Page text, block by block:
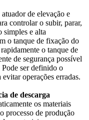
de elevação e
controlar o subir, parar,
simples e alta
o tanque de fixação do
o tanque de
de segurança possível
ser definido o
operações erradas.
de descarga
os materiais
processo de produção